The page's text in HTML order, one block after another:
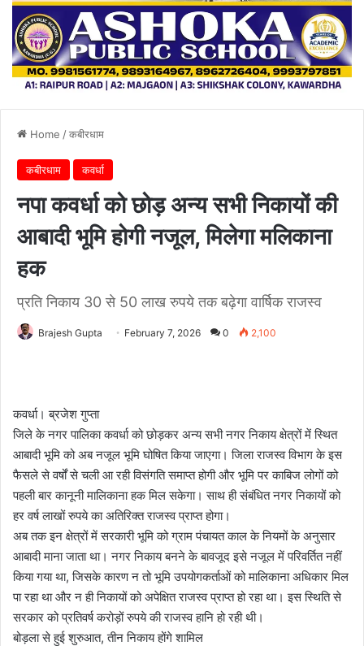
Home /कबीरधाम
कबीरधाम कवर्धा
नपा कवर्धा को छोड़ अन्य सभी निकायों की
आबादी भूमि होगी नजूल, मिलेगा मलिकाना
हक
प्रति निकाय 30 से 50 लाख रुपये तक बढ़ेगा वार्षिक राजस्व
Brajesh Gupta February 7, 2026 0 2,100
कवर्धा। ब्रजेश गुप्ता
जिले के नगर पालिका कवर्धा को छोड़कर अन्य सभी नगर निकाय क्षेत्रों में स्थित
आबादी भूमि को अब नजूल भूमि घोषित किया जाएगा। जिला राजस्व विभाग के इस
फैसले से वर्षों से चली आ रही विसंगति समाप्त होगी और भूमि पर काबिज लोगों को
पहली बार कानूनी मालिकाना हक मिल सकेगा। साथ ही संबंधित नगर निकायों को
हर वर्ष लाखों रुपये का अतिरिक्त राजस्व प्राप्त होगा।
अब तक इन क्षेत्रों में सरकारी भूमि को ग्राम पंचायत काल के नियमों के अनुसार
आबादी माना जाता था। नगर निकाय बनने के बावजूद इसे नजूल में परिवर्तित नहीं
किया गया था, जिसके कारण न तो भूमि उपयोगकर्ताओं को मालिकाना अधिकार मिल
पा रहा था और न ही निकायों को अपेक्षित राजस्व प्राप्त हो रहा था। इस स्थिति से
सरकार को प्रतिवर्ष करोड़ों रुपये की राजस्व हानि हो रही थी।
बोड़ला से हुई शुरुआत, तीन निकाय होंगे शामिल